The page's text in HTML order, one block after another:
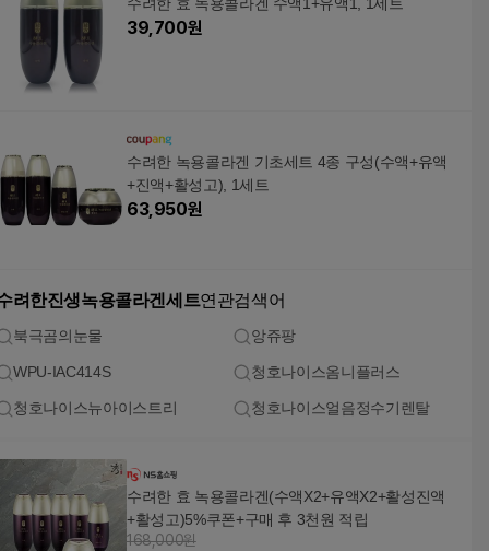
39,700원
수려한 녹용콜라겐 기초세트 4종 구성(수액+유액
+진액+활성고), 1세트
63,950원
려한진생녹용콜라겐세트연관검색어
북극곰의눈물 앙쥬팡
WPU-IAC414S 청호나이스옴니플러스
청호나이스뉴아이스트리 청호나이스얼음정수기렌탈
수려한 효 녹용콜라겐(수액X2+유액X2+활성진액
+활성고)5%쿠폰+구매 후 3천원 적립
168,000원